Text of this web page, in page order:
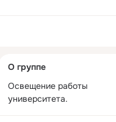
колонка
О группе
Освещение работы
университета.